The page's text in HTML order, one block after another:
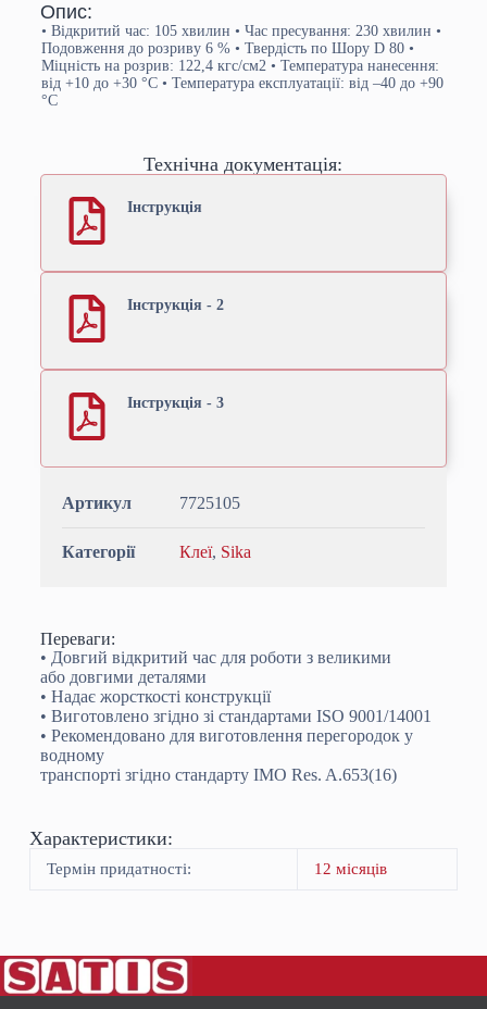
Опис:
• Відкритий час: 105 хвилин • Час пресування: 230 хвилин •
Подовження до розриву 6 % • Твердість по Шору D 80 •
Міцність на розрив: 122,4 кгс/см2 • Температура нанесення:
від +10 до +30 °С • Температура експлуатації: від –40 до +90
°С
Технічна документація:
Інструкція
Інструкція - 2
Інструкція - 3
Артикул 7725105
Категорії Клеї, Sika
Переваги:
• Довгий відкритий час для роботи з великими
або довгими деталями
• Надає жорсткості конструкції
• Виготовлено згідно зі стандартами ISO 9001/14001
• Рекомендовано для виготовлення перегородок у
водному
транспорті згідно стандарту IMO Res. A.653(16)
Характеристики:
Термін придатності: 12 місяців